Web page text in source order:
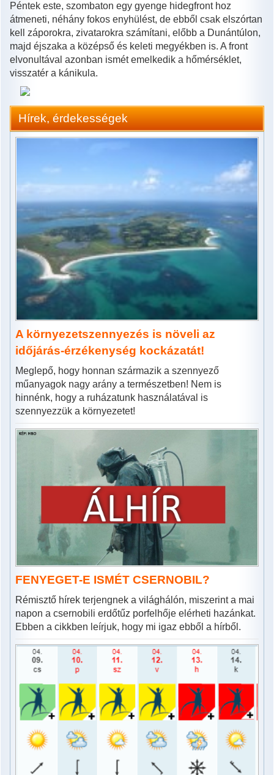
Péntek este, szombaton egy gyenge hidegfront hoz
átmeneti, néhány fokos enyhülést, de ebből csak elszórtan
kell záporokra, zivatarokra számítani, előbb a Dunántúlon,
majd éjszaka a középső és keleti megyékben is. A front
elvonultával azonban ismét emelkedik a hőmérséklet,
visszatér a kánikula.
Hírek, érdekességek
A környezetszennyezés is növeli az
időjárás-érzékenység kockázatát!
Meglepő, hogy honnan származik a szennyező
műanyagok nagy arány a természetben! Nem is
hinnénk, hogy a ruházatunk használatával is
szennyezzük a környezetet!
FENYEGET-E ISMÉT CSERNOBIL?
Rémisztő hírek terjengnek a világhálón, miszerint a mai
napon a csernobili erdőtűz porfelhője elérheti hazánkat.
Ebben a cikkben leírjuk, hogy mi igaz ebből a hírből.